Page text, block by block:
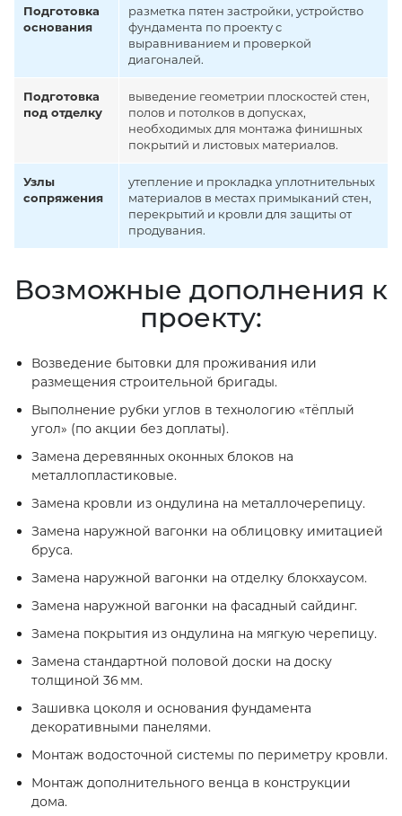
Подготовка
основания
разметка пятен застройки, устройство
фундамента по проекту с
выравниванием и проверкой
диагоналей.
Подготовка
под отделку
выведение геометрии плоскостей стен,
полов и потолков в допусках,
необходимых для монтажа финишных
покрытий и листовых материалов.
Узлы
сопряжения
утепление и прокладка уплотнительных
материалов в местах примыканий стен,
перекрытий и кровли для защиты от
продувания.
Возможные дополнения к
проекту:
Возведение бытовки для проживания или
размещения строительной бригады.
Выполнение рубки углов в технологию «тёплый
угол» (по акции без доплаты).
Замена деревянных оконных блоков на
металлопластиковые.
Замена кровли из ондулина на металлочерепицу.
Замена наружной вагонки на облицовку имитацией
бруса.
Замена наружной вагонки на отделку блокхаусом.
Замена наружной вагонки на фасадный сайдинг.
Замена покрытия из ондулина на мягкую черепицу.
Замена стандартной половой доски на доску
толщиной 36 мм.
Зашивка цоколя и основания фундамента
декоративными панелями.
Монтаж водосточной системы по периметру кровли.
Монтаж дополнительного венца в конструкции
дома.